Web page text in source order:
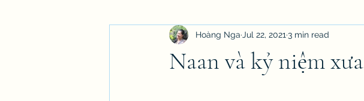
Connection to nature - Photography Music in nature
Naan và kỷ niệm xưa
Hoàng Nga Jul 22, 2021 3 min read